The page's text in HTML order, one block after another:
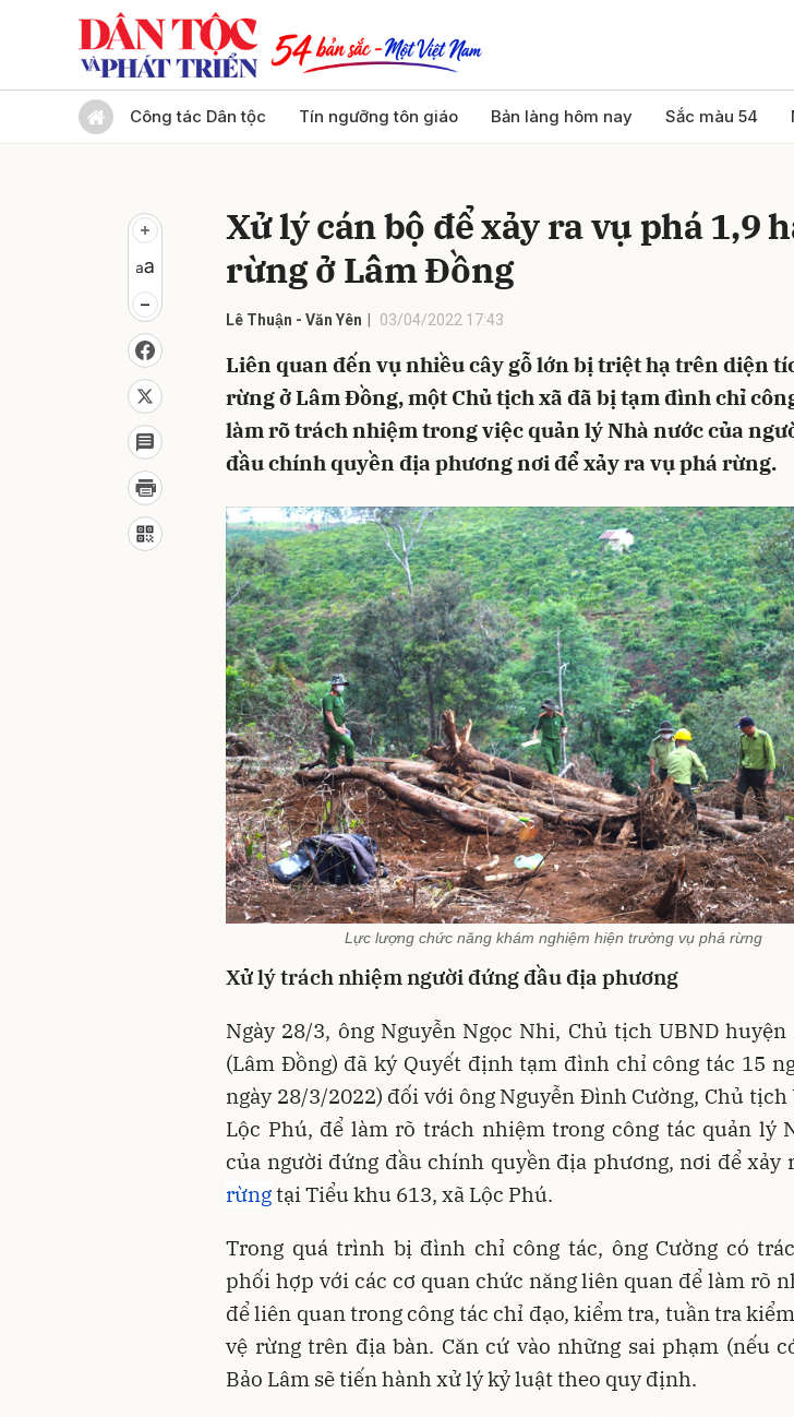
Công tác Dân tộc Tín ngưỡng tôn giáo Bản làng hôm nay Sắc màu 54
Xử lý cán bộ để xảy ra vụ phá 1,9
rừng ở Lâm Đồng
Lê Thuận - Văn Yên 03/04/2022 17:43
Liên quan đến vụ nhiều cây gỗ lớn bị triệt hạ trên diện
rừng ở Lâm Đồng, một Chủ tịch xã đã bị tạm đình chỉ
làm rõ trách nhiệm trong việc quản lý Nhà nước của
đầu chính quyền địa phương nơi để xảy ra vụ phá rừng.
Lực lượng chức năng khám nghiệm hiện trường vụ phá rừng
Xử lý trách nhiệm người đứng đầu địa phương
Ngày 28/3, ông Nguyễn Ngọc Nhi, Chủ tịch UBND huyện
(Lâm Đồng) đã ký Quyết định tạm đình chỉ công tác 15
ngày 28/3/2022) đối với ông Nguyễn Đình Cường, Chủ tịch
Lộc Phú, để làm rõ trách nhiệm trong công tác quản lý
của người đứng đầu chính quyền địa phương, nơi để xảy
rừngtại Tiểu khu 613, xã Lộc Phú.
Trong quá trình bị đình chỉ công tác, ông Cường có
phối hợp với các cơ quan chức năng liên quan để làm rõ
để liên quan trong công tác chỉ đạo, kiểm tra, tuần tra
vệ rừng trên địa bàn. Căn cứ vào những sai phạm (nếu
Bảo Lâm sẽ tiến hành xử lý kỷ luật theo quy định.
Gửi bình luận